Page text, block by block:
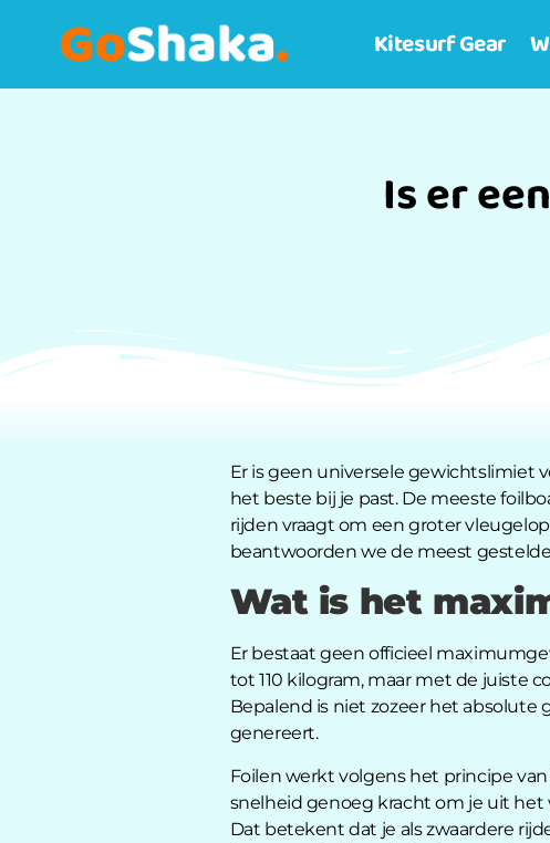
Kitesurf Gear
Is er
Er is geen universele gewichtslimiet
het beste bij je past. De meeste
rijden vraagt om een groter
beantwoorden we de meest
Wat is het
Er bestaat geen officieel
tot 110 kilogram, maar met de juiste
Bepalend is niet zozeer het
genereert.
Foilen werkt volgens het principe
snelheid genoeg kracht om je uit het
Dat betekent dat je als zwaardere